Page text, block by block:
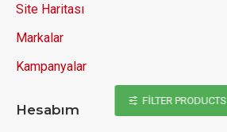
Site Haritası
Markalar
Kampanyalar
Hesabım
FILTER PRODUCTS